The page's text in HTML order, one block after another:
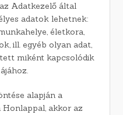
Adatkezelő által
adatok lehetnek:
életkora,
ill. egyéb olyan adat,
miként kapcsolódik
alapján a
akkor az